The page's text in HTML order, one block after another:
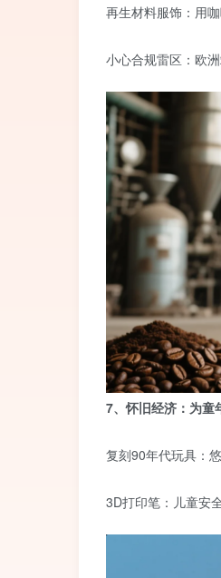
再生材料服饰：用
小心合规雷区：欧
7、怀旧经济：为童
复刻90年代玩具：
3D打印笔：儿童安